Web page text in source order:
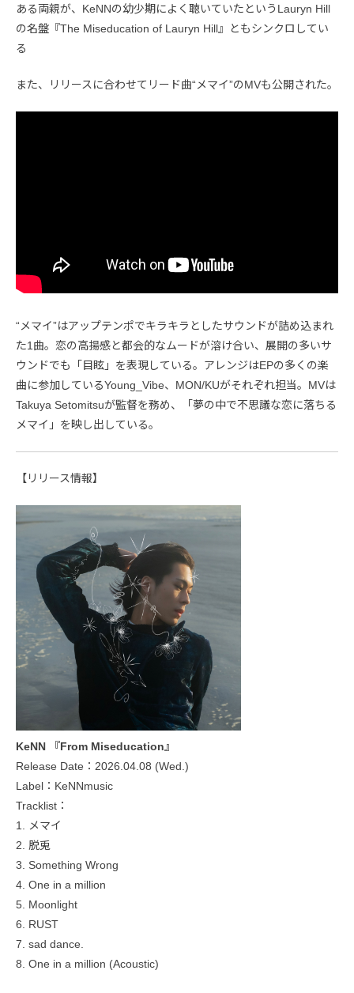
ある両親が、KeNNの幼少期によく聴いていたというLauryn Hill
の名盤『The Miseducation of Lauryn Hill』ともシンクロしてい
る
また、リリースに合わせてリード曲“メマイ”のMVも公開された。
“メマイ”はアップテンポでキラキラとしたサウンドが詰め込まれ
た1曲。恋の高揚感と都会的なムードが溶け合い、展開の多いサ
ウンドでも「目眩」を表現している。アレンジはEPの多くの楽
曲に参加しているYoung_Vibe、MON/KUがそれぞれ担当。MVは
Takuya Setomitsuが監督を務め、「夢の中で不思議な恋に落ちる
メマイ」を映し出している。
【リリース情報】
KeNN 『From Miseducation』
Release Date：2026.04.08 (Wed.)
Label：KeNNmusic
Tracklist：
1. メマイ
2. 脱兎
3. Something Wrong
4. One in a million
5. Moonlight
6. RUST
7. sad dance.
8. One in a million (Acoustic)